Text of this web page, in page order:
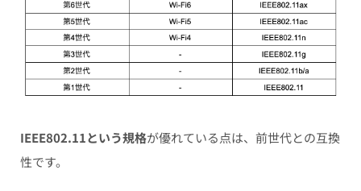
IEEE802.11という規格が優れている点は、 前世代との互換
性です。